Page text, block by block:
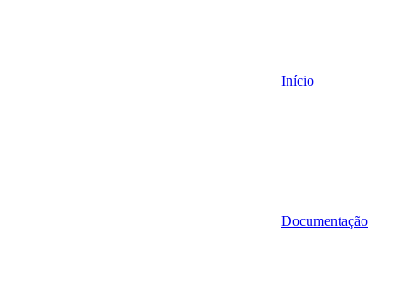
Início
Documentação